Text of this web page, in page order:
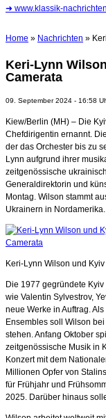
➜ www.klassik-
Home » Nachrichten »
Keri-Lynn
Camerata
09. September 2024 - 16:58
Kiew/Berlin (MH) – Die
Chefdirigentin ernannt.
der das Orchester bis zu
Lynn aufgrund ihrer
zeitgenössische
Generaldirektorin und
Montag. Wilson stammt
Ukrainern in Nordamerika.
Keri-Lynn Wilson und
Die 1977 gegründete
wie Valentin Sylvestrov,
neue Werke in Auftrag.
Ensembles soll Wilson
stehen. Anfang Oktober
zeitgenössische Musik in
Konzert mit dem
Millionen Opfer von
für Frühjahr und
2025. Darüber hinaus